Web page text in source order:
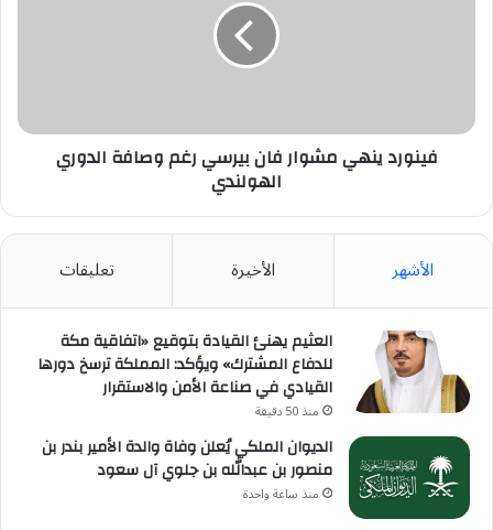
الهولندي
فينورد ينهي مشوار فان بيرسي رغم وصافة الدوري
الهولندي
الأشهر الأخيرة تعليقات
العثيم يهنئ القيادة بتوقيع «اتفاقية مكة
للدفاع المشترك» ويؤكد: المملكة ترسخ دورها
القيادي في صناعة الأمن والاستقرار
منذ 50 دقيقة
الديوان الملكي يُعلن وفاة والدة الأمير بندر بن
منصور بن عبدالله بن جلوي آل سعود
منذ ساعة واحدة